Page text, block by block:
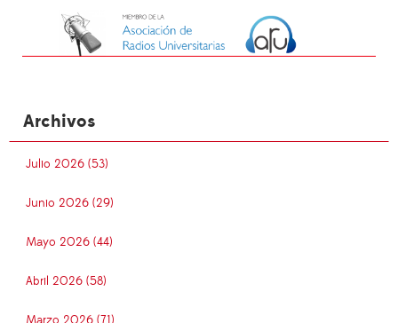
Archivos
Julio 2026 (53)
Junio 2026 (29)
Mayo 2026 (44)
Abril 2026 (58)